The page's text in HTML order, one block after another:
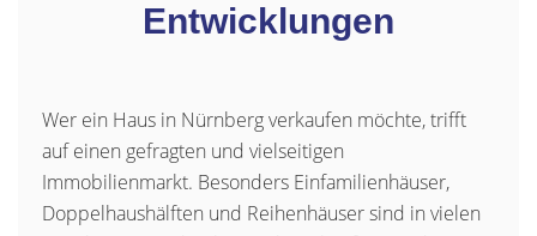
Entwicklungen
Wer ein Haus in Nürnberg verkaufen möchte, trifft
auf einen gefragten und vielseitigen
Immobilienmarkt. Besonders Einfamilienhäuser,
Doppelhaushälften und Reihenhäuser sind in vielen